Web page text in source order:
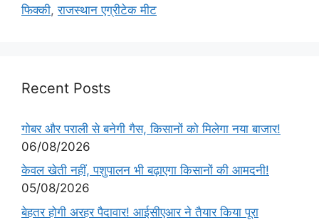
फिक्की,राजस्थान एग्रीटेक मीट
Recent Posts
गोबर और पराली से बनेगी गैस, किसानों को मिलेगा नया बाजार!
06/08/2026
केवल खेती नहीं, पशुपालन भी बढ़ाएगा किसानों की आमदनी!
05/08/2026
बेहतर होगी अरहर पैदावार! आईसीएआर ने तैयार किया पूरा